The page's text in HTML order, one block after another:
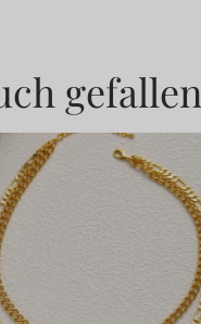
gefallen